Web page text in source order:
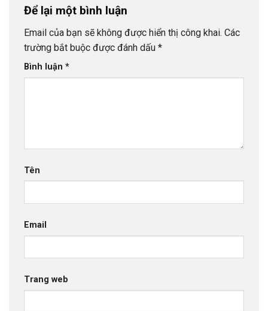
Để lại một bình luận
Email của bạn sẽ không được hiển thị công khai. Các
trường bắt buộc được đánh dấu *
Bình luận *
Tên
Email
Trang web